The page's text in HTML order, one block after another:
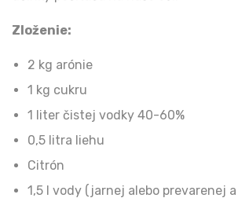
Zloženie:
2 kg arónie
1 kg cukru
1 liter čistej vodky 40-60%
0,5 litra liehu
Citrón
1,5 l vody (jarnej alebo prevarenej